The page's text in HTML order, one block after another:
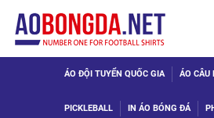
ÁO ĐỘI TUYỂN QUỐC GIA ÁO CÂU
PICKLEBALL IN ÁO BÓNG ĐÁ